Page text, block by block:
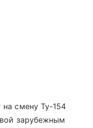
смену Ту-154
зарубежным